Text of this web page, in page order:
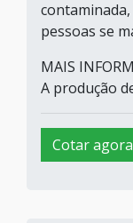
pessoas se
MAIS
A produção
Cotar agora